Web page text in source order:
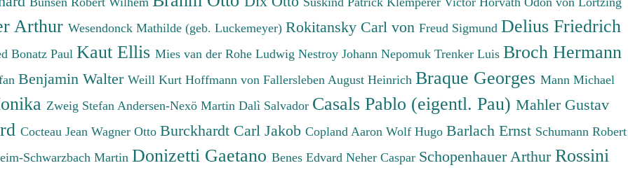
Arthur Wesendonck Mathilde (geb. Luckemeyer) Rokitansky Carl von Freud Sigmund Delius Friedrich
Bonatz Paul Kaut Ellis Mies van der Rohe Ludwig Nestroy Johann Nepomuk Trenker Luis Broch Hermann
Benjamin Walter Weill Kurt Hoffmann von Fallersleben August Heinrich Braque Georges Mann Michael
Zweig Stefan Andersen-Nexö Martin Dalì Salvador Casals Pablo (eigentl. Pau) Mahler Gustav
Cocteau Jean Wagner Otto Burckhardt Carl Jakob Copland Aaron Wolf Hugo Barlach Ernst Schumann Robert
Schwarzbach Martin Donizetti Gaetano Benes Edvard Neher Caspar Schopenhauer Arthur Rossini